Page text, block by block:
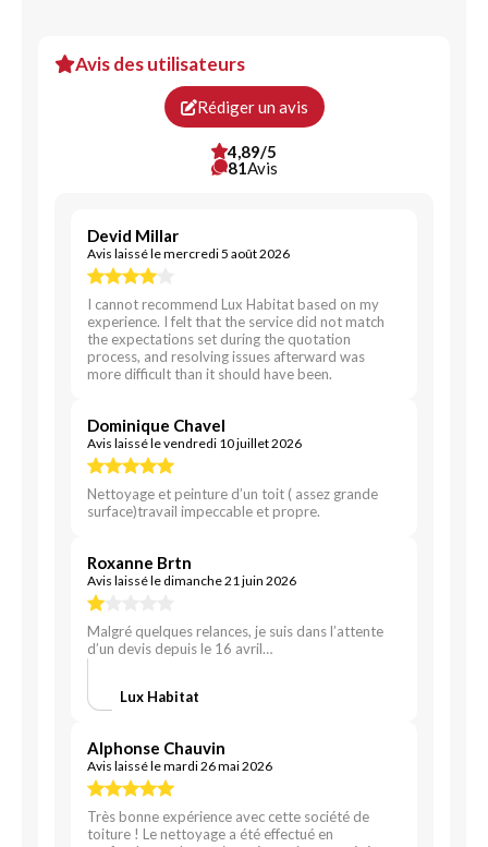
Avis des utilisateurs
Rédiger un avis
4,89/5
81Avis
Devid Millar
Avis laissé le mercredi 5 août 2026
I cannot recommend Lux Habitat based on my
experience. I felt that the service did not match
the expectations set during the quotation
process, and resolving issues afterward was
more difficult than it should have been.
Dominique Chavel
Avis laissé le vendredi 10 juillet 2026
Nettoyage et peinture d’un toit ( assez grande
surface)travail impeccable et propre.
Roxanne Brtn
Avis laissé le dimanche 21 juin 2026
Malgré quelques relances, je suis dans l’attente
d’un devis depuis le 16 avril…
Lux Habitat
Alphonse Chauvin
Avis laissé le mardi 26 mai 2026
Très bonne expérience avec cette société de
toiture ! Le nettoyage a été effectué en